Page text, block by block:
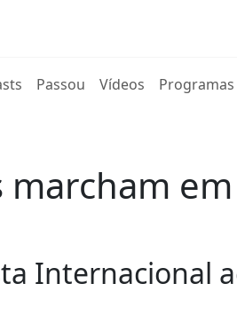
Passou Vídeos Programas
marcham
Internacional